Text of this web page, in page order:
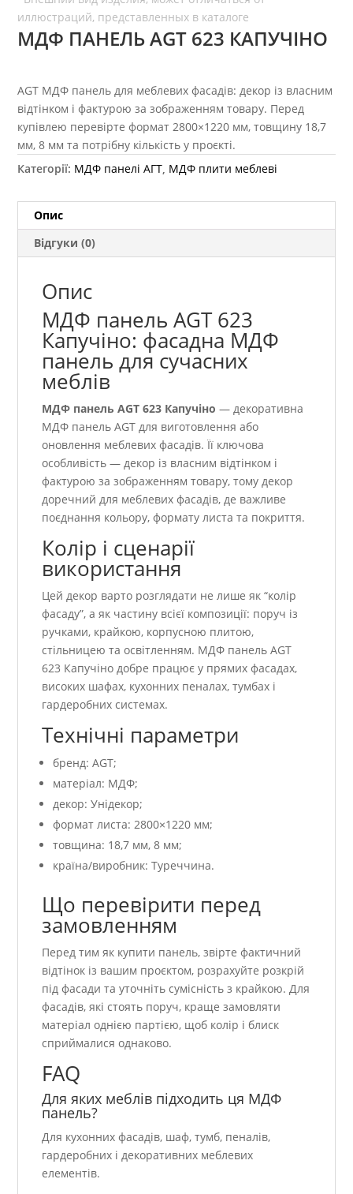
МДФ ПАНЕЛЬ AGT 623 КАПУЧІНО
AGT МДФ панель для меблевих фасадів: декор із власним
відтінком і фактурою за зображенням товару. Перед
купівлею перевірте формат 2800×1220 мм, товщину 18,7
мм, 8 мм та потрібну кількість у проєкті.
Категорії: МДФ панелі АГТ, МДФ плити меблеві
Опис
Відгуки (0)
Опис
МДФ панель AGT 623
Капучіно: фасадна МДФ
панель для сучасних
меблів
МДФ панель AGT 623 Капучіно — декоративна
МДФ панель AGT для виготовлення або
оновлення меблевих фасадів. Її ключова
особливість — декор із власним відтінком і
фактурою за зображенням товару, тому декор
доречний для меблевих фасадів, де важливе
поєднання кольору, формату листа та покриття.
Колір і сценарії
використання
Цей декор варто розглядати не лише як “колір
фасаду”, а як частину всієї композиції: поруч із
ручками, крайкою, корпусною плитою,
стільницею та освітленням. МДФ панель AGT
623 Капучіно добре працює у прямих фасадах,
високих шафах, кухонних пеналах, тумбах і
гардеробних системах.
Технічні параметри
бренд: AGT;
матеріал: МДФ;
декор: Унідекор;
формат листа: 2800×1220 мм;
товщина: 18,7 мм, 8 мм;
країна/виробник: Туреччина.
Що перевірити перед
замовленням
Перед тим як купити панель, звірте фактичний
відтінок із вашим проєктом, розрахуйте розкрій
під фасади та уточніть сумісність з крайкою. Для
фасадів, які стоять поруч, краще замовляти
матеріал однією партією, щоб колір і блиск
сприймалися однаково.
FAQ
Для яких меблів підходить ця МДФ
панель?
Для кухонних фасадів, шаф, тумб, пеналів,
гардеробних і декоративних меблевих
елементів.